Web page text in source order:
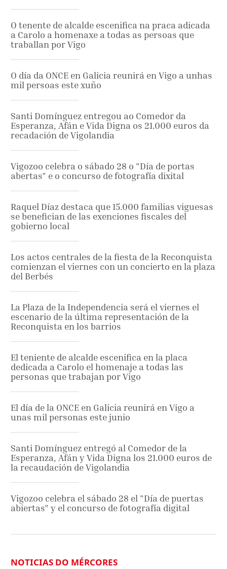
O tenente de alcalde escenifica na praca adicada
a Carolo a homenaxe a todas as persoas que
traballan por Vigo
O día da ONCE en Galicia reunirá en Vigo a unhas
mil persoas este xuño
Santi Domínguez entregou ao Comedor da
Esperanza, Afán e Vida Digna os 21.000 euros da
recadación de Vigolandia
Vigozoo celebra o sábado 28 o "Día de portas
abertas" e o concurso de fotografía dixital
Raquel Díaz destaca que 15.000 familias viguesas
se benefician de las exenciones fiscales del
gobierno local
Los actos centrales de la fiesta de la Reconquista
comienzan el viernes con un concierto en la plaza
del Berbés
La Plaza de la Independencia será el viernes el
escenario de la última representación de la
Reconquista en los barrios
El teniente de alcalde escenifica en la placa
dedicada a Carolo el homenaje a todas las
personas que trabajan por Vigo
El día de la ONCE en Galicia reunirá en Vigo a
unas mil personas este junio
Santi Domínguez entregó al Comedor de la
Esperanza, Afán y Vida Digna los 21.000 euros de
la recaudación de Vigolandia
Vigozoo celebra el sábado 28 el "Día de puertas
abiertas" y el concurso de fotografía digital
NOTICIAS DO MÉRCORES